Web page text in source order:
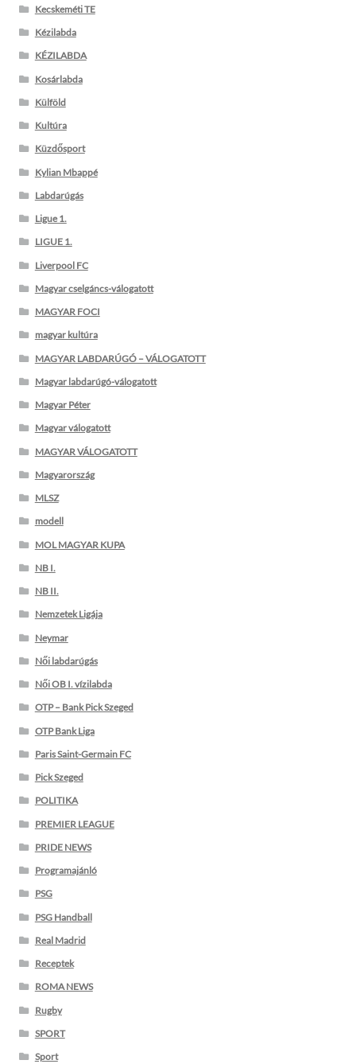
Kecskeméti TE
Kézilabda
KÉZILABDA
Kosárlabda
Külföld
Kultúra
Küzdősport
Kylian Mbappé
Labdarúgás
Ligue 1.
LIGUE 1.
Liverpool FC
Magyar cselgáncs-válogatott
MAGYAR FOCI
magyar kultúra
MAGYAR LABDARÚGÓ – VÁLOGATOTT
Magyar labdarúgó-válogatott
Magyar Péter
Magyar válogatott
MAGYAR VÁLOGATOTT
Magyarország
MLSZ
modell
MOL MAGYAR KUPA
NB I.
NB II.
Nemzetek Ligája
Neymar
Női labdarúgás
Női OB I. vízilabda
OTP – Bank Pick Szeged
OTP Bank Liga
Paris Saint-Germain FC
Pick Szeged
POLITIKA
PREMIER LEAGUE
PRIDE NEWS
Programajánló
PSG
PSG Handball
Real Madrid
Receptek
ROMA NEWS
Rugby
SPORT
Sport